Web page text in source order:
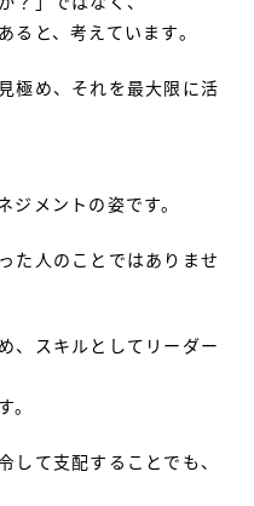
ると、考えています。
極め、それを最大限に活
ジメントの姿です。
た人のことではありませ
、スキルとしてリーダー
して支配することでも、